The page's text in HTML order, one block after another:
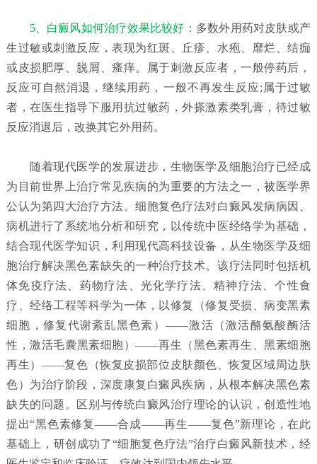
5、白癜风如何治疗效果比较好： 多数外用药对皮肤或产
生过敏或刺激反应，表现为红斑、丘疹、水疱、靡烂、结痂
或皮损肥厚、脱屑、瘙痒。属于刺激反应者，一般停药后，
反应可自然消退，继续用药，一般不再发生反应;属于过敏
者，在医生指导下服用抗过敏药，外搽激素类乳膏，待过敏
反应消退后，改换其它外用药。
随着现代医学的发展进步，生物医学及细胞治疗已经成
为目前世界上治疗常见疾病的为重要的方法之一，被医学界
公认为第四大治疗方法。细胞复色疗法对白癜风发病病因、
病机进行了系统地分析和研究，以传统中医经络学为基础，
结合现代医学知识，利用现代高科技设备，从生物医学及细
胞治疗解决黑色素缺失的一种治疗技术。该疗法同时包括机
体免疫疗法、药物疗法、光化学疗法、精神疗法、个性食
疗、经络工程等科学为一体，以修复（修复受损、病变黑素
细胞，修复代谢紊乱黑色素）——激活（激活酪氨酸酶活
性，激活毛囊黑素细胞）——再生（黑色素再生、黑素细胞
再生）——复色（恢复皮损部位皮肤颜色、恢复区域周边肤
色）为治疗阶段，深度康复白癜风疾病，从根本解决黑色素
缺失的问题。区别与传统白癜风治疗理论的认识，创造性地
提出“黑色素修复——合成——再生——复色”新理论，在此
基础上，研创成功了“细胞复色疗法”治疗白癜风新技术，经